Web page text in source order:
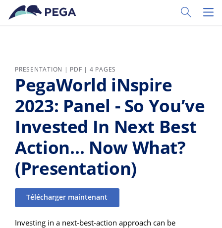
Passer directement au contenu principal
Toggle
PRESENTATION | PDF | 4 PAGES
PegaWorld iNspire
2023: Panel - So You’ve
Invested In Next Best
Action… Now What?
(Presentation)
Télécharger maintenant
Investing in a next-best-action approach can be